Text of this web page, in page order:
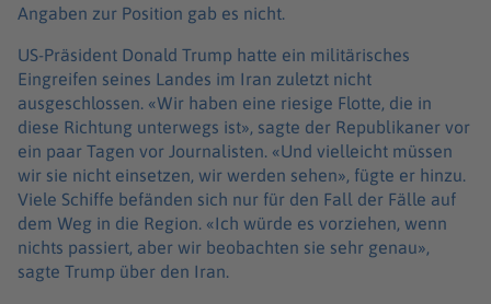
Angaben zur Position gab es nicht.
US-Präsident Donald Trump hatte ein militärisches
Eingreifen seines Landes im Iran zuletzt nicht
ausgeschlossen. «Wir haben eine riesige Flotte, die in
diese Richtung unterwegs ist», sagte der Republikaner vor
ein paar Tagen vor Journalisten. «Und vielleicht müssen
wir sie nicht einsetzen, wir werden sehen», fügte er hinzu.
Viele Schiffe befänden sich nur für den Fall der Fälle auf
dem Weg in die Region. «Ich würde es vorziehen, wenn
nichts passiert, aber wir beobachten sie sehr genau»,
sagte Trump über den Iran.